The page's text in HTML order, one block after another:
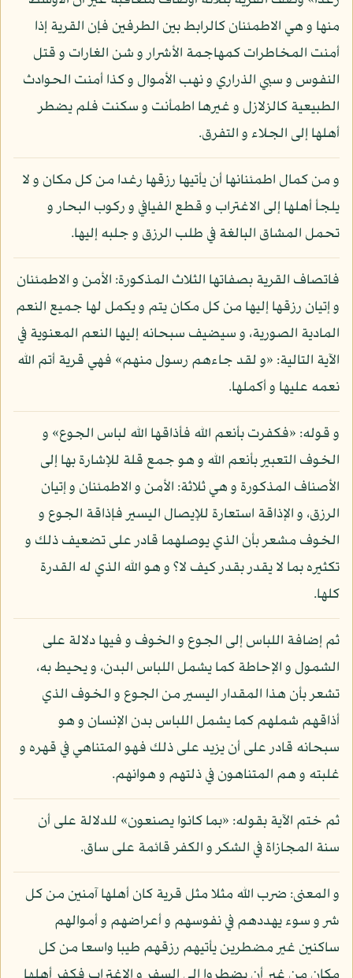
منها و هي الاطمئنان كالرابط بين الطرفين فإن القرية إذا
أمنت المخاطرات كمهاجمة الأشرار و شن الغارات و قتل
النفوس و سبي الذراري و نهب الأموال و كذا أمنت الحوادث
الطبيعية كالزلازل و غيرها اطمأنت و سكنت فلم يضطر
أهلها إلى الجلاء و التفرق.
و من كمال اطمئنانها أن يأتيها رزقها رغدا من كل مكان و لا
يلجأ أهلها إلى الاغتراب و قطع الفيافي و ركوب البحار و
تحمل المشاق البالغة في طلب الرزق و جلبه إليها.
فاتصاف القرية بصفاتها الثلاث المذكورة: الأمن و الاطمئنان
و إتيان رزقها إليها من كل مكان يتم و يكمل لها جميع النعم
المادية الصورية، و سيضيف سبحانه إليها النعم المعنوية في
الآية التالية: «و لقد جاءهم رسول منهم» فهي قرية أتم الله
نعمه عليها و أكملها.
و قوله: «فكفرت بأنعم الله فأذاقها الله لباس الجوع» و
الخوف التعبير بأنعم الله و هو جمع قلة للإشارة بها إلى
الأصناف المذكورة و هي ثلاثة: الأمن و الاطمئنان و إتيان
الرزق، و الإذاقة استعارة للإيصال اليسير فإذاقة الجوع و
الخوف مشعر بأن الذي يوصلهما قادر على تضعيف ذلك و
تكثيره بما لا يقدر بقدر كيف لا؟ و هو الله الذي له القدرة
كلها.
ثم إضافة اللباس إلى الجوع و الخوف و فيها دلالة على
الشمول و الإحاطة كما يشمل اللباس البدن، و يحيط به،
تشعر بأن هذا المقدار اليسير من الجوع و الخوف الذي
أذاقهم شملهم كما يشمل اللباس بدن الإنسان و هو
سبحانه قادر على أن يزيد على ذلك فهو المتناهي في قهره و
غلبته و هم المتناهون في ذلتهم و هوانهم.
ثم ختم الآية بقوله: «بما كانوا يصنعون» للدلالة على أن
سنة المجازاة في الشكر و الكفر قائمة على ساق.
و المعنى: ضرب الله مثلا مثل قرية كان أهلها آمنين من كل
شر و سوء يهددهم في نفوسهم و أعراضهم و أموالهم
ساكنين غير مضطرين يأتيهم رزقهم طيبا واسعا من كل